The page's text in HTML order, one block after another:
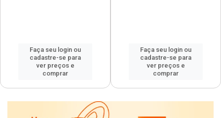
Faça seu login ou
cadastre-se para
ver preços e
comprar
Faça seu login ou
cadastre-se para
ver preços e
comprar